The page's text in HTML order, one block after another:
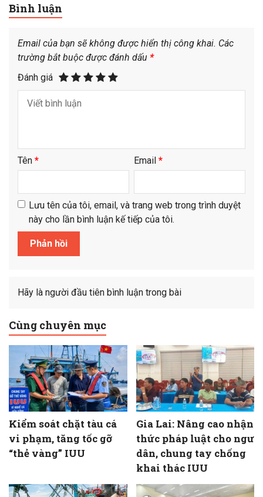
Bình luận
Email của bạn sẽ không được hiển thị công khai. Các
trường bắt buộc được đánh dấu *
Đánh giá
Tên * Email *
Lưu tên của tôi, email, và trang web trong trình duyệt
này cho lần bình luận kế tiếp của tôi.
Hãy là người đầu tiên bình luận trong bài
Cùng chuyên mục
Kiểm soát chặt tàu cá
vi phạm, tăng tốc gỡ
“thẻ vàng” IUU
Gia Lai: Nâng cao nhận
thức pháp luật cho ngư
dân, chung tay chống
khai thác IUU